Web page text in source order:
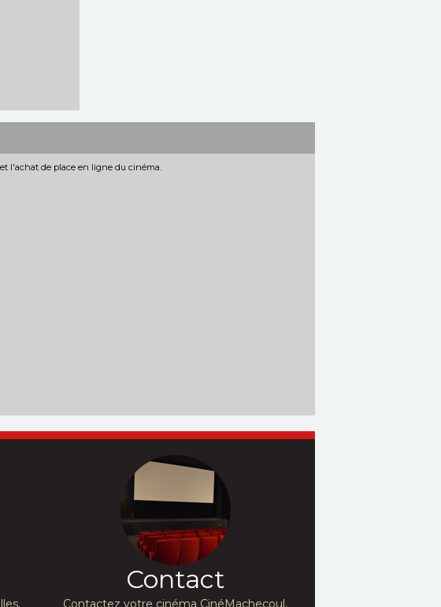
l'achat de place en ligne du cinéma.
Contact
Contactez votre cinéma CinéMachecoul,